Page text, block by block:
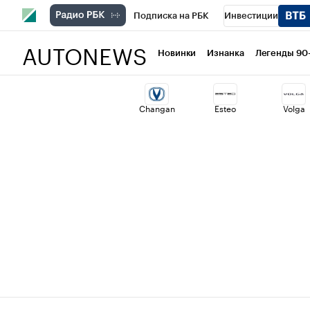
Подписка на РБК Инвестиции
Национальные проекты Город
Кредитные рейтинги Франшизы
AUTONEWS Новинки Изнанка Легенды
Changan Esteo Volga